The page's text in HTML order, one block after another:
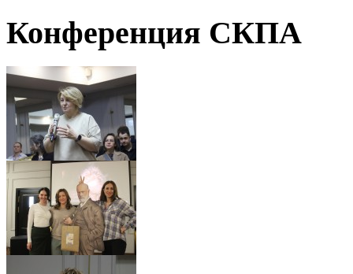
Конференция СКПА